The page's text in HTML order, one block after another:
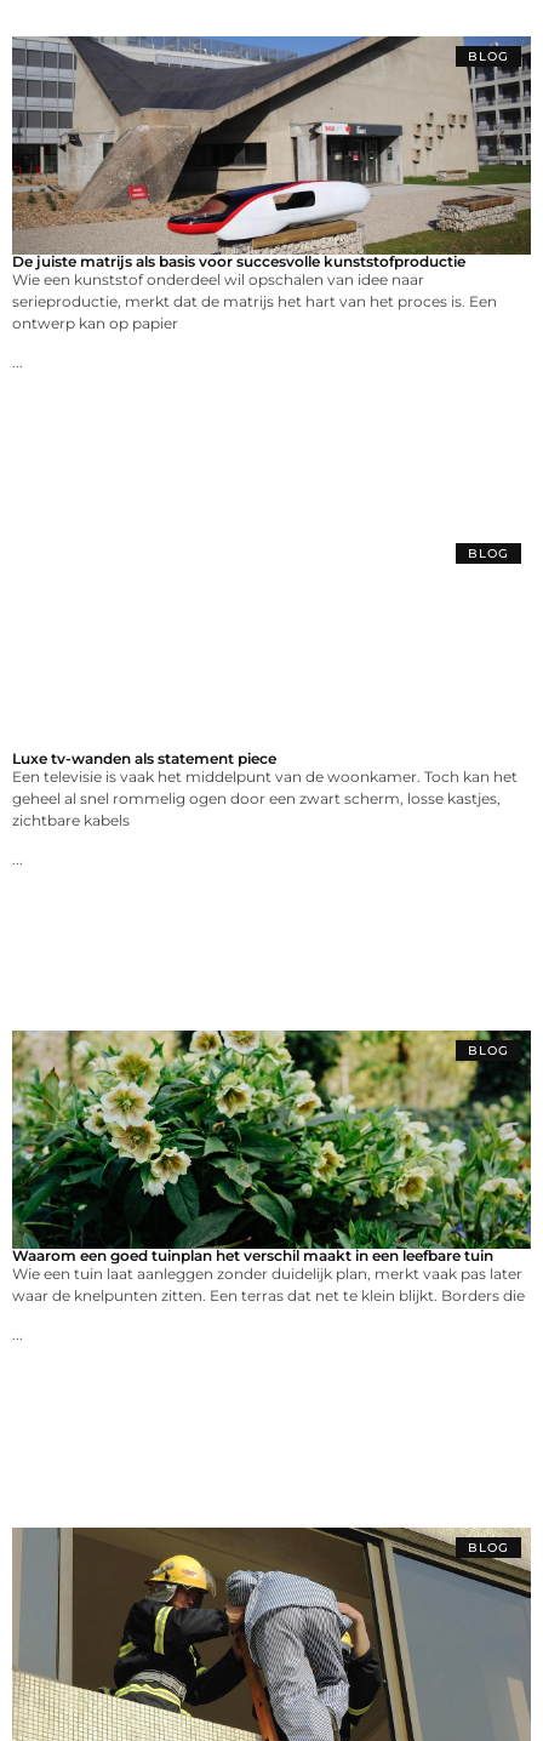
BLOG
De juiste matrijs als basis voor succesvolle kunststofproductie
Wie een kunststof onderdeel wil opschalen van idee naar
serieproductie, merkt dat de matrijs het hart van het proces is. Een
ontwerp kan op papier
...
BLOG
Luxe tv-wanden als statement piece
Een televisie is vaak het middelpunt van de woonkamer. Toch kan het
geheel al snel rommelig ogen door een zwart scherm, losse kastjes,
zichtbare kabels
...
BLOG
Waarom een goed tuinplan het verschil maakt in een leefbare tuin
Wie een tuin laat aanleggen zonder duidelijk plan, merkt vaak pas later
waar de knelpunten zitten. Een terras dat net te klein blijkt. Borders die
...
BLOG